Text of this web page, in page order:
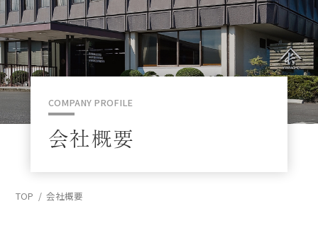
COMPANY PROFILE
会社概要
TOP 会社概要